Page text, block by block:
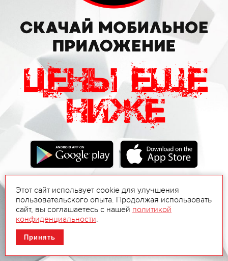
Этот сайт использует cookie для улучшения
пользовательского опыта. Продолжая использовать
сайт, вы соглашаетесь с нашей политикой
конфиденциальности.
Принять